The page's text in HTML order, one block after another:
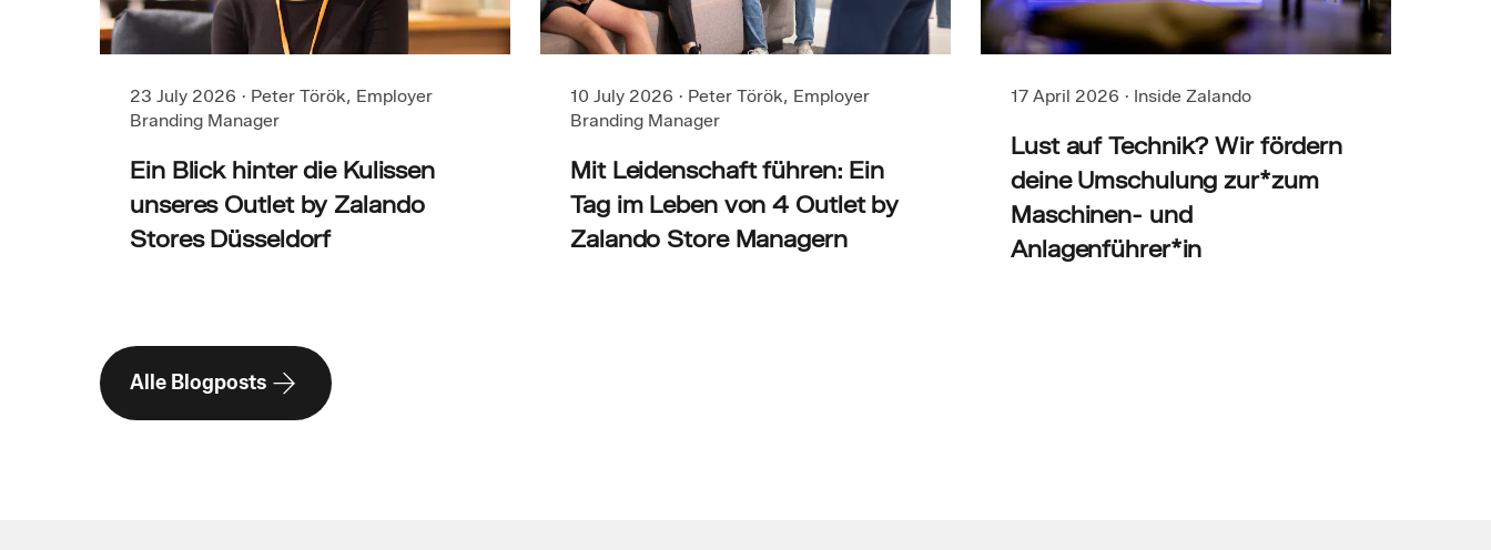
23 July 2026 · Peter Török, Employer
Branding Manager
Ein Blick hinter die Kulissen
unseres Outlet by Zalando
Stores Düsseldorf
10 July 2026 · Peter Török, Employer
Branding Manager
Mit Leidenschaft führen: Ein
Tag im Leben von 4 Outlet by
Zalando Store Managern
17 April 2026 · Inside Zalando
Lust auf Technik? Wir fördern
deine Umschulung zur*zum
Maschinen- und
Anlagenführer*in
Alle Blogposts